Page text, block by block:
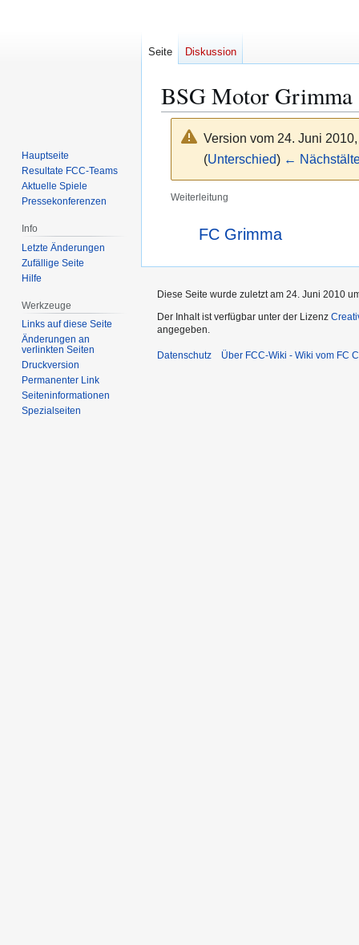
BSG Motor Grimma
Version vom 24. Juni
(Unterschied) ←
Weiterleitung
Navigation
Weiterleitung nach:
FC Grimma
Seite Diskussion
Hauptseite
Resultate FCC-Teams
Aktuelle Spiele
Pressekonferenzen
Info
Letzte Änderungen
Zufällige Seite
Hilfe
Werkzeuge
Links auf diese Seite
Änderungen an
verlinkten Seiten
Druckversion
Permanenter Link
Seiten­­informationen
Spezialseiten
Diese Seite wurde zuletzt am 24. Juni 2010
Der Inhalt ist verfügbar unter der Lizenz
angegeben.
Datenschutz Über FCC-Wiki - Wiki vom FC